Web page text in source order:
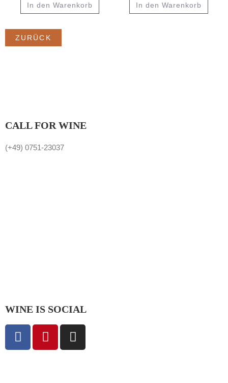
In den Warenkorb In den Warenkorb
ZURÜCK
CALL FOR WINE
(+49) 0751-23037
WINE IS SOCIAL